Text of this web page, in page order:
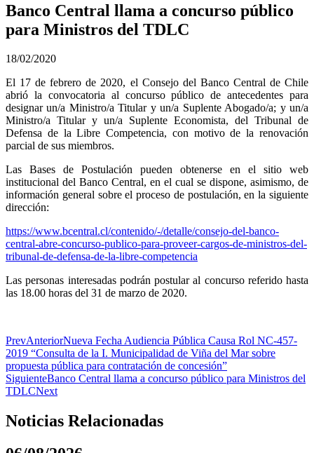
Banco Central llama a concurso público
para Ministros del TDLC
18/02/2020
El 17 de febrero de 2020, el Consejo del Banco Central de Chile
abrió la convocatoria al concurso público de antecedentes para
designar un/a Ministro/a Titular y un/a Suplente Abogado/a; y un/a
Ministro/a Titular y un/a Suplente Economista, del Tribunal de
Defensa de la Libre Competencia, con motivo de la renovación
parcial de sus miembros.
Las Bases de Postulación pueden obtenerse en el sitio web
institucional del Banco Central, en el cual se dispone, asimismo, de
información general sobre el proceso de postulación, en la siguiente
dirección:
https://www.bcentral.cl/contenido/-/detalle/consejo-del-banco-
central-abre-concurso-publico-para-proveer-cargos-de-ministros-del-
tribunal-de-defensa-de-la-libre-competencia
Las personas interesadas podrán postular al concurso referido hasta
las 18.00 horas del 31 de marzo de 2020.
PrevAnteriorNueva Fecha Audiencia Pública Causa Rol NC-457-
2019 “Consulta de la I. Municipalidad de Viña del Mar sobre
propuesta pública para contratación de concesión”
SiguienteBanco Central llama a concurso público para Ministros del
TDLCNext
Noticias Relacionadas